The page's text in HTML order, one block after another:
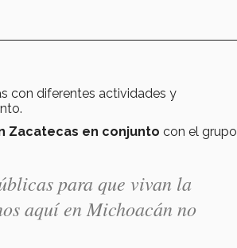
con diferentes actividades y
Zacatecas en conjunto con el grupo
para que vivan la
aquí en Michoacán no